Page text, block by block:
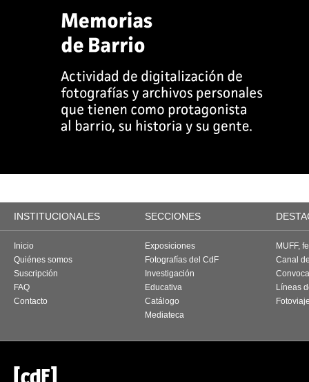
INSTITUCIONALES SECCIONES
Inicio
Quiénes somos
Suscripción
FAQ
Contacto
Exposiciones
Fotografías del CdF
Investigación
Educativa
Catálogo
Mediateca
MUFF,
Canal
Líneas